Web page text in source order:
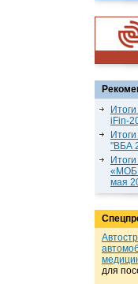
iFin-
"ВБА
мая
для